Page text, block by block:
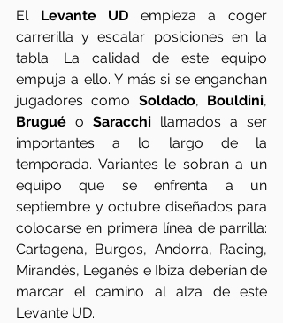
El Levante UD empieza a coger
carrerilla y escalar posiciones en la
tabla. La calidad de este equipo
empuja a ello. Y más si se enganchan
jugadores como Soldado, Bouldini
Brugué o Saracchi llamados a ser
importantes a lo largo de la
temporada. Variantes le sobran a un
equipo que se enfrenta a un
septiembre y octubre diseñados para
colocarse en primera línea de parrilla:
Cartagena, Burgos, Andorra, Racing,
Mirandés, Leganés e Ibiza deberían de
marcar el camino al alza de este
Levante UD.